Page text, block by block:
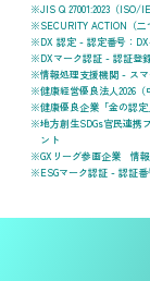
JIS Q 27001:2023（ISO/
SECURITY ACTION（
DX 認定 - 認定番号：
DXマーク認証 - 認証登
情報処理支援機関 - スマ
健康経営優良法人2026
健康優良企業「金の認定
地方創生SDGs官民連携
ント
GXリーグ参画企業 情
ESGマーク認証 - 認証番